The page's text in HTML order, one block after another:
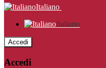
Italiano
Italiano
Accedi
Accedi